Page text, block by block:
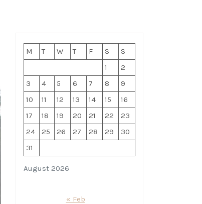
August 2026
M T W T F S
S
1
2
3
4 5 6 7 8
9
10
11 12 13 14 15
16
17
18 19 20 21 22
23
24
25 26 27 28 29
30
31
« Feb